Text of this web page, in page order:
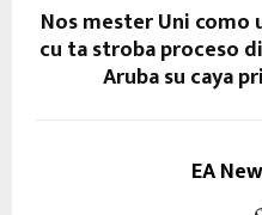
Nos mester Uni como
cu ta stroba proceso
Aruba su caya
EA